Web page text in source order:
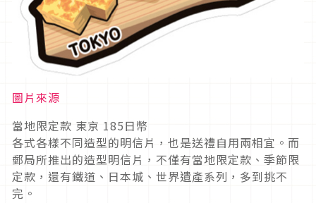
圖片來源
當地限定款 東京 185日幣
各式各樣不同造型的明信片，也是送禮自用兩相宜。而
郵局所推出的造型明信片，不僅有當地限定款、季節限
定款，還有鐵道、日本城、世界遺產系列，多到挑不
完。